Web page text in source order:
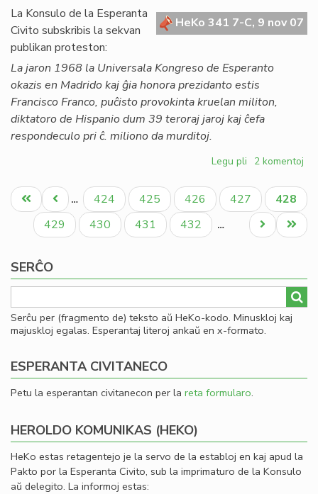
HeKo 341 7-C, 9 nov 07
La Konsulo de la Esperanta
Civito subskribis la sekvan
publikan proteston:
La jaron 1968 la Universala Kongreso de Esperanto
okazis en Madrido kaj ĝia honora prezidanto estis
Francisco Franco, puĉisto provokinta kruelan militon,
diktatoro de Hispanio dum 39 teroraj jaroj kaj ĉefa
respondeculo pri ĉ. miliono da murditoj.
Legu pli pri
Konsulo
subskribis
proteston
pri
2 komentoj
Pagination
Unua
paĝo
Antaŭa
paĝo
… Paĝo
424 Paĝo
425 Paĝo
426 Paĝo
427
Aktuala
paĝo
428
Paĝo
429 Paĝo
430 Paĝo
431 Paĝo
432 …
Last
page
Next
page
SERĈO
Serĉu per (fragmento de) teksto aŭ HeKo-kodo. Minuskloj kaj
majuskloj egalas. Esperantaj literoj ankaŭ en x-formato.
ESPERANTA CIVITANECO
Petu la esperantan civitanecon per la reta formularo.
HEROLDO KOMUNIKAS (HEKO)
HeKo estas retagentejo je la servo de la establoj en kaj apud la
Pakto por la Esperanta Civito, sub la imprimaturo de la Konsulo
aŭ delegito. La informoj estas: